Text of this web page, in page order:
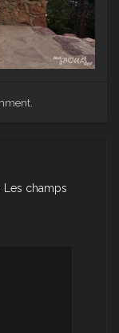
.
Les champs